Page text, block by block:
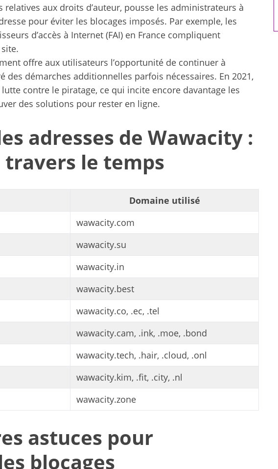
aux droits d’auteur, pousse les administrateurs à
pour éviter les blocages imposés. Par exemple, les
d’accès à Internet (FAI) en France compliquent
offre aux utilisateurs l’opportunité de continuer à
des démarches additionnelles parfois nécessaires. En 2021,
contre le piratage, ce qui incite encore davantage les
des solutions pour rester en ligne.
adresses de Wawacity :
travers le temps
Domaine utilisé
wawacity.com
wawacity.su
wawacity.in
wawacity.best
wawacity.co, .ec, .tel
wawacity.cam, .ink, .moe, .bond
wawacity.tech, .hair, .cloud, .onl
wawacity.kim, .fit, .city, .nl
wawacity.zone
astuces pour
blocages